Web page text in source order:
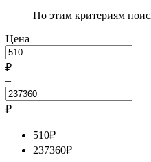
По этим критериям
Цена
₽
–
₽
510₽
237360₽